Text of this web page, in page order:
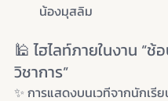
น้องมุสลิม
🕌 ไฮไลท์ภายในงาน “
วิชาการ”
✨ การแสดงบนเวทีจากนักเรีย